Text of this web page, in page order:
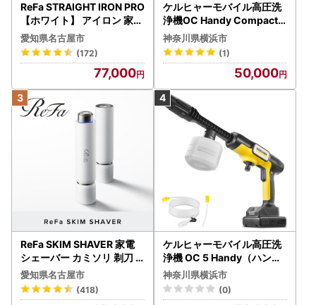
ReFa STRAIGHT IRON PRO
【ホワイト】 アイロン 家電
美容 リファ アイロン
愛知県名古屋市
(172)
77,000
ケルヒャーモバイル高圧洗
浄機OC Handy Compact
（ハンディエア） APV000
7
神奈川県横浜市
(1)
50,000
ReFa SKIM SHAVER 家電
シェーバー カミソリ 剃刀
シェーバー
愛知県名古屋市
(418)
ケルヒャーモバイル高圧洗
浄機 OC 5 Handy（ハンデ
ィジェット） APV0006
神奈川県横浜市
(0)